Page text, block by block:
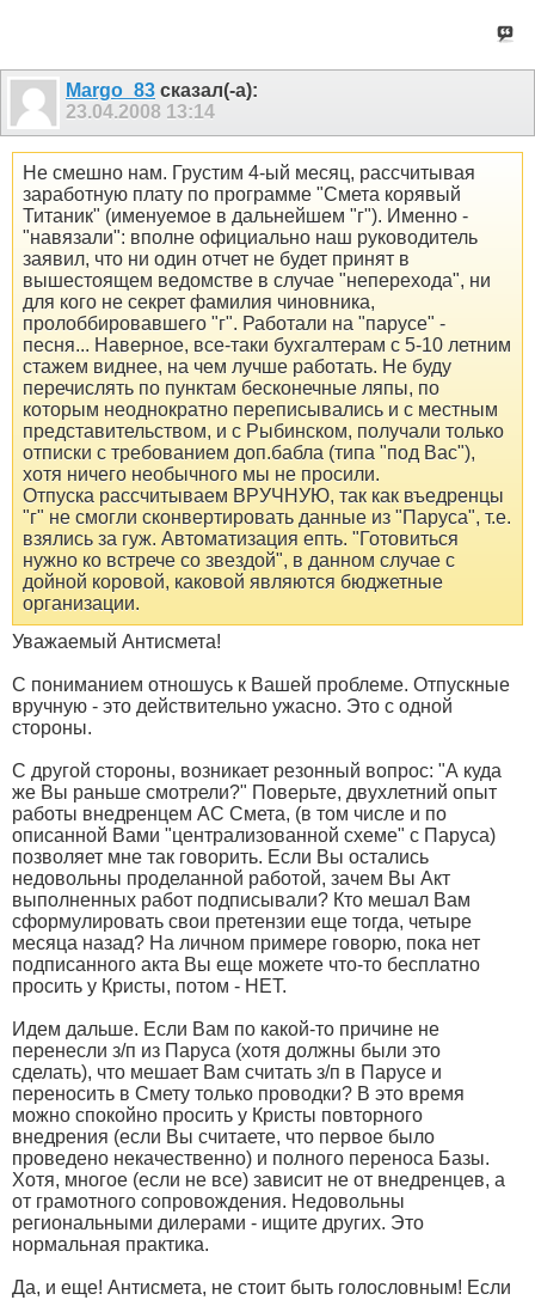
Margo_83 сказал(-а):
23.04.2008 13:14
Не смешно нам. Грустим 4-ый месяц, рассчитывая
заработную плату по программе "Смета корявый
Титаник" (именуемое в дальнейшем "г"). Именно -
"навязали": вполне официально наш руководитель
заявил, что ни один отчет не будет принят в
вышестоящем ведомстве в случае "неперехода", ни
для кого не секрет фамилия чиновника,
пролоббировавшего "г". Работали на "парусе" -
песня... Наверное, все-таки бухгалтерам с 5-10 летним
стажем виднее, на чем лучше работать. Не буду
перечислять по пунктам бесконечные ляпы, по
которым неоднократно переписывались и с местным
представительством, и с Рыбинском, получали только
отписки с требованием доп.бабла (типа "под Вас"),
хотя ничего необычного мы не просили.
Отпуска рассчитываем ВРУЧНУЮ, так как въедренцы
"г" не смогли сконвертировать данные из "Паруса", т.е.
взялись за гуж. Автоматизация епть. "Готовиться
нужно ко встрече со звездой", в данном случае с
дойной коровой, каковой являются бюджетные
организации.
Уважаемый Антисмета!
С пониманием отношусь к Вашей проблеме. Отпускные
вручную - это действительно ужасно. Это с одной
стороны.
С другой стороны, возникает резонный вопрос: "А куда
же Вы раньше смотрели?" Поверьте, двухлетний опыт
работы внедренцем АС Смета, (в том числе и по
описанной Вами "централизованной схеме" с Паруса)
позволяет мне так говорить. Если Вы остались
недовольны проделанной работой, зачем Вы Акт
выполненных работ подписывали? Кто мешал Вам
сформулировать свои претензии еще тогда, четыре
месяца назад? На личном примере говорю, пока нет
подписанного акта Вы еще можете что-то бесплатно
просить у Кристы, потом - НЕТ.
Идем дальше. Если Вам по какой-то причине не
перенесли з/п из Паруса (хотя должны были это
сделать), что мешает Вам считать з/п в Парусе и
переносить в Смету только проводки? В это время
можно спокойно просить у Кристы повторного
внедрения (если Вы считаете, что первое было
проведено некачественно) и полного переноса Базы.
Хотя, многое (если не все) зависит не от внедренцев, а
от грамотного сопровождения. Недовольны
региональными дилерами - ищите других. Это
нормальная практика.
Да, и еще! Антисмета, не стоит быть голословным! Если